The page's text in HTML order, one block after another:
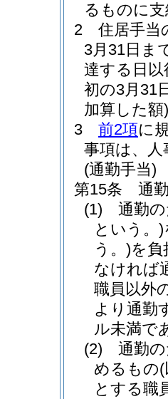
るものに
2
住居手当
3月31日ま
達する日
初の3月31
加算した額)
3
前2項に
事項は、
(通勤手当)
第15条
通
(1)
通勤
という。)
う。)を
なければ
職員以外
より通勤
ル未満で
(2)
通勤
めるもの
とする職